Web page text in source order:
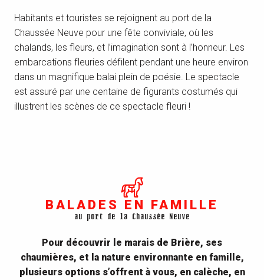
Habitants et touristes se rejoignent au port de la
Chaussée Neuve pour une fête conviviale, où les
chalands, les fleurs, et l’imagination sont à l’honneur. Les
embarcations fleuries défilent pendant une heure environ
dans un magnifique balai plein de poésie. Le spectacle
est assuré par une centaine de figurants costumés qui
illustrent les scènes de ce spectacle fleuri !
BALADES EN FAMILLE
au port de la Chaussée Neuve
Pour découvrir le marais de Brière, ses
chaumières, et la nature environnante en famille,
plusieurs options s’offrent à vous, en calèche, en